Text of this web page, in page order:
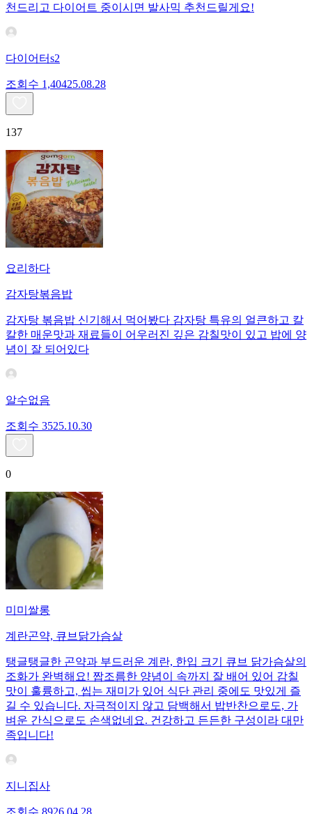
천드리고 다이어트 중이시면 발사믹 추천드릴게요!
다이어터s2
조회수 1,40425.08.28
137
요리하다
감자탕볶음밥
감자탕 볶음밥 신기해서 먹어봤다 감자탕 특유의 얼큰하고 칼
칼한 매운맛과 재료들이 어우러진 깊은 감칠맛이 있고 밥에 양
념이 잘 되어있다
알수없음
조회수 3525.10.30
0
미미쌀롱
계란곤약, 큐브닭가슴살
탱글탱글한 곤약과 부드러운 계란, 한입 크기 큐브 닭가슴살의
조화가 완벽해요! 짭조름한 양념이 속까지 잘 배어 있어 감칠
맛이 훌륭하고, 씹는 재미가 있어 식단 관리 중에도 맛있게 즐
길 수 있습니다. 자극적이지 않고 담백해서 밥반찬으로도, 가
벼운 간식으로도 손색없네요. 건강하고 든든한 구성이라 대만
족입니다!
지니집사